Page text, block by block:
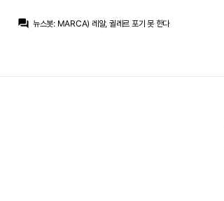
question_answer 뉴스봇: MARCA) 레알, 귈레르 포기 못 한다